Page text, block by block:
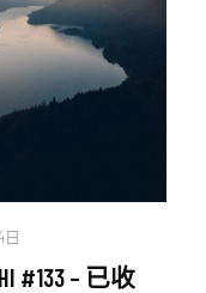
日
#133 – 已收